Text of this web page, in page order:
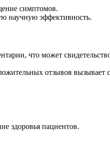
симптомов.
научную эффективность.
что может
отзывов вызывает
здоровья пациентов.